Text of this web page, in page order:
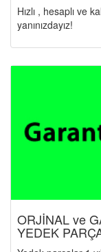
Hızlı , hesaplı ve
yanınızdayız!
ORJİNAL ve
YEDEK